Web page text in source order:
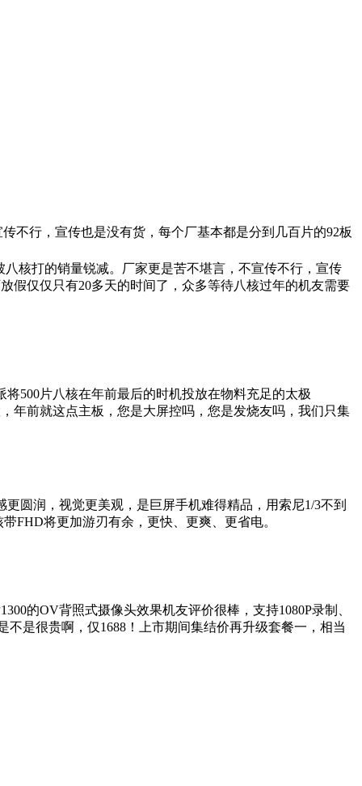
不行，宣传也是没有货，每个厂基本都是分到几百片的92板
核打的销量锐减。厂家更是苦不堪言，不宣传不行，宣传
假仅仅只有20多天的时间了，众多等待八核过年的机友需要
500片八核在年前最后的时机投放在物料充足的太极
年前就这点主板，您是大屏控吗，您是发烧友吗，我们只集
圆润，视觉更美观，是巨屏手机难得精品，用索尼1/3不到
FHD将更加游刃有余，更快、更爽、更省电。
的OV背照式摄像头效果机友评价很棒，支持1080P录制、
是很贵啊，仅1688！上市期间集结价再升级套餐一，相当